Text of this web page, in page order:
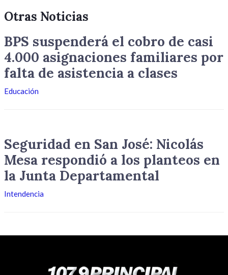
Otras Noticias
BPS suspenderá el cobro de casi
4.000 asignaciones familiares por
falta de asistencia a clases
Educación
Seguridad en San José: Nicolás
Mesa respondió a los planteos en
la Junta Departamental
Intendencia